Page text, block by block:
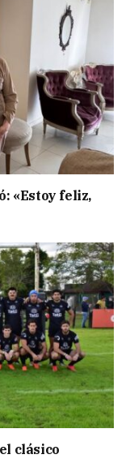
«Estoy feliz,
clásico